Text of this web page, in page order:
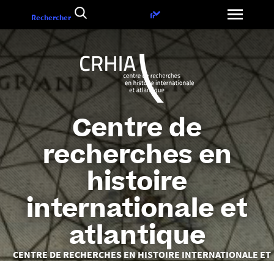
contenu
Centre de
recherches en
histoire
internationale et
atlantique
Vous
CENTRE DE RECHERCHES EN HISTOIRE INTERNATIONALE ET
Rechercher
Choix
langue
fr